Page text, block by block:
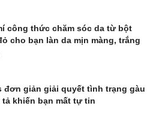
công thức chăm sóc da từ bột
cho bạn làn da mịn màng, trắng
đơn giản giải quyết tình trạng gàu
tả khiến bạn mất tự tin